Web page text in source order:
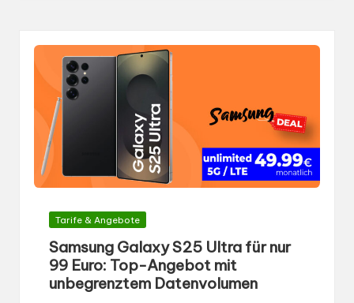
Gepostet
Tarife & Angebote
Samsung Galaxy S25 Ultra für nur
99 Euro: Top-Angebot mit
unbegrenztem Datenvolumen